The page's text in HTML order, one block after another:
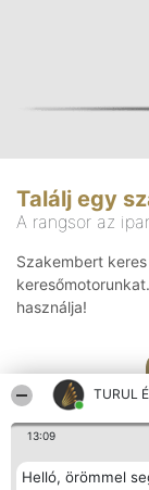
TURUL
13:09
Helló, örömmel
Találj egy
A rangsor az
Szakembert
használja!